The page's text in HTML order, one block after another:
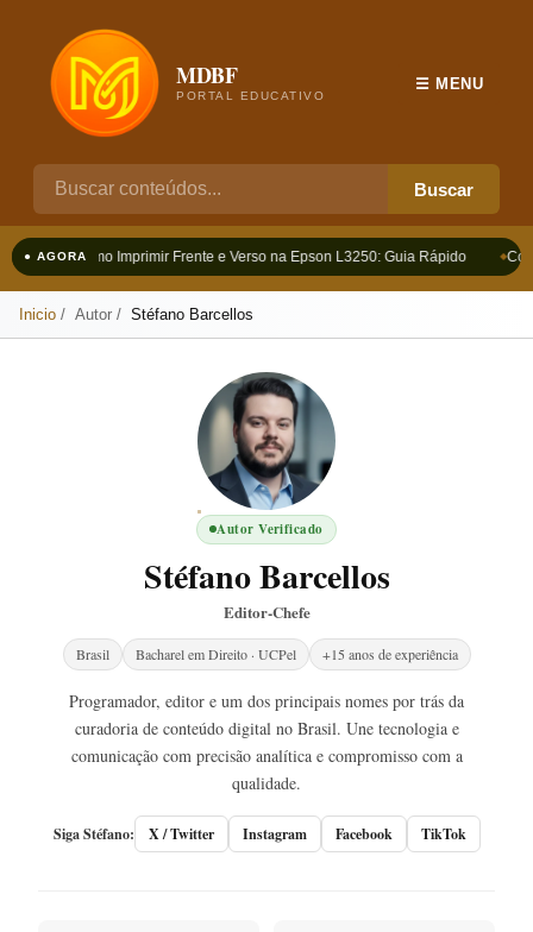
MDBF
PORTAL EDUCATIVO
Buscar
☰ MENU
● AGORAComo Imprimir Frente e Verso na Epson L3250: Guia Rápido
Inicio Autor Stéfano Barcellos
Autor Verificado
Stéfano Barcellos
Editor-Chefe
Brasil Bacharel em Direito · UCPel +15 anos de experiência
Programador, editor e um dos principais nomes por trás da
curadoria de conteúdo digital no Brasil. Une tecnologia e
comunicação com precisão analítica e compromisso com a
qualidade.
Siga Stéfano: X / Twitter Instagram Facebook TikTok